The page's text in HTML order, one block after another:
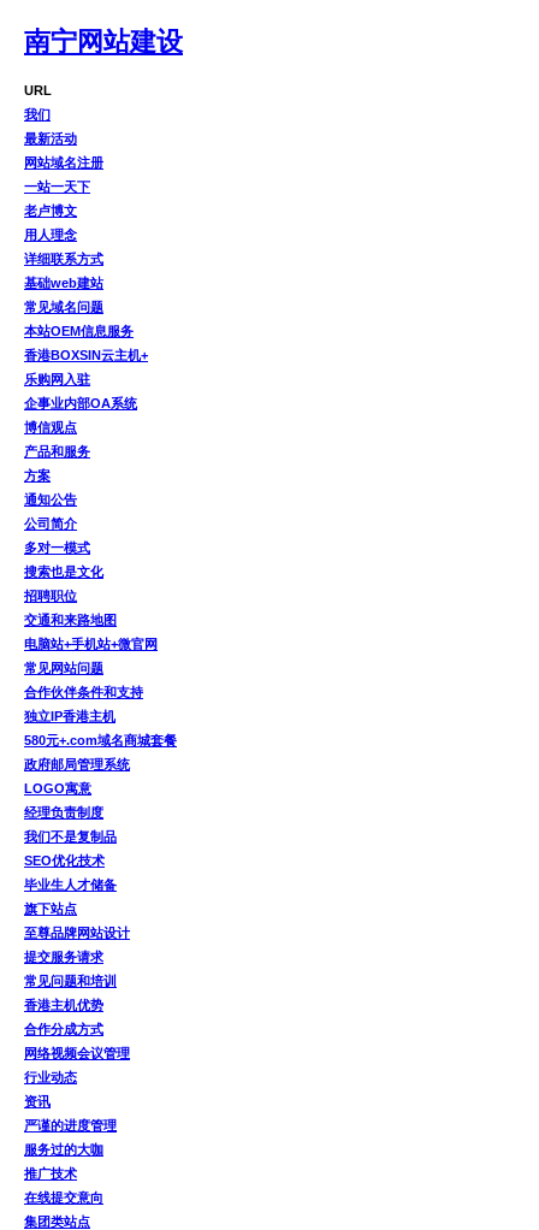
南宁网站建设
URL
我们
最新活动
网站域名注册
一站一天下
老卢博文
用人理念
详细联系方式
基础web建站
常见域名问题
本站OEM信息服务
香港BOXSIN云主机+
乐购网入驻
企事业内部OA系统
博信观点
产品和服务
方案
通知公告
公司简介
多对一模式
搜索也是文化
招聘职位
交通和来路地图
电脑站+手机站+微官网
常见网站问题
合作伙伴条件和支持
独立IP香港主机
580元+.com域名商城套餐
政府邮局管理系统
LOGO寓意
经理负责制度
我们不是复制品
SEO优化技术
毕业生人才储备
旗下站点
至尊品牌网站设计
提交服务请求
常见问题和培训
香港主机优势
合作分成方式
网络视频会议管理
行业动态
资讯
严谨的进度管理
服务过的大咖
推广技术
在线提交意向
集团类站点